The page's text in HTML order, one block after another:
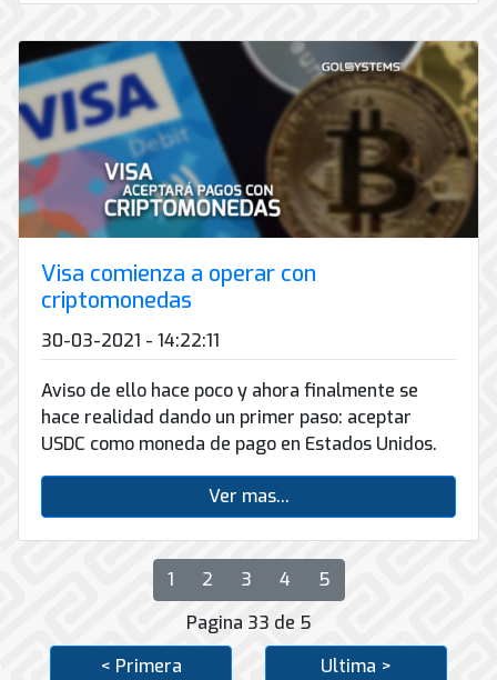
Visa comienza a operar con
criptomonedas
30-03-2021 - 14:22:11
Aviso de ello hace poco y ahora finalmente se
hace realidad dando un primer paso: aceptar
USDC como moneda de pago en Estados Unidos.
Ver mas...
1 2 3 4
5
Pagina 33 de 5
< Primera
Ultima >